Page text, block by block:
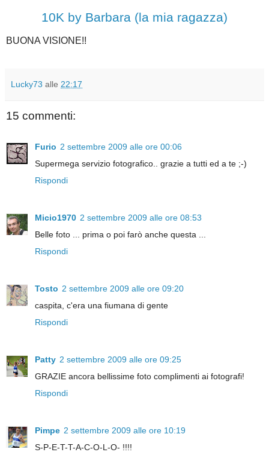
10K by Barbara (la mia ragazza)
BUONA VISIONE!!
Lucky73 alle 22:17
15 commenti:
Furio 2 settembre 2009 alle ore 00:06
Supermega servizio fotografico.. grazie a tutti ed a te ;-)
Rispondi
Micio1970 2 settembre 2009 alle ore 08:53
Belle foto ... prima o poi farò anche questa ...
Rispondi
Tosto 2 settembre 2009 alle ore 09:20
caspita, c'era una fiumana di gente
Rispondi
Patty 2 settembre 2009 alle ore 09:25
GRAZIE ancora bellissime foto complimenti ai fotografi!
Rispondi
Pimpe 2 settembre 2009 alle ore 10:19
S-P-E-T-T-A-C-O-L-O- !!!!